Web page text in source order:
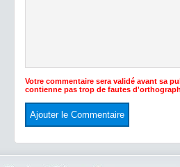
Votre commentaire sera validé avant sa
contienne pas trop de fautes